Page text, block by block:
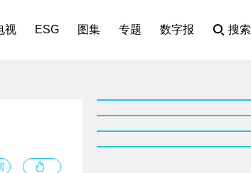
视 ESG 图集 专题 数字报 搜索